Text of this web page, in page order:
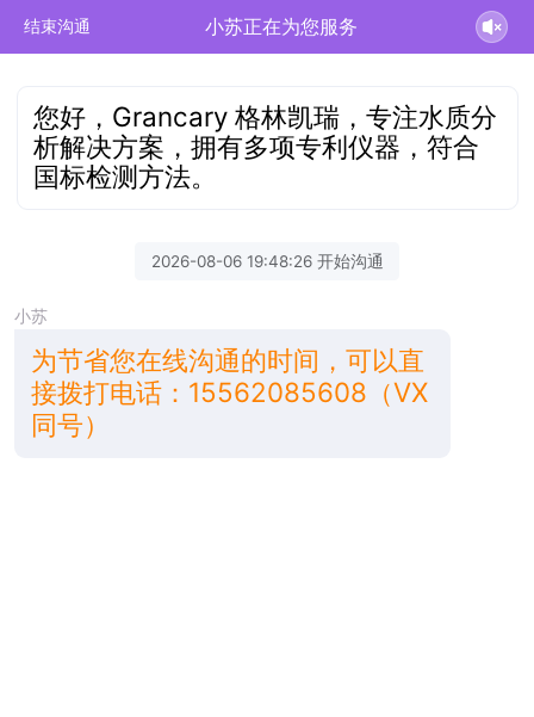
结束沟通 小苏正在为您服务
您好，Grancary 格林凯瑞，专注水质分
析解决方案，拥有多项专利仪器，符合
国标检测方法。
2026-08-06 19:48:26 开始沟通
小苏
为节省您在线沟通的时间，可以直
接拨打电话：15562085608（VX
同号）